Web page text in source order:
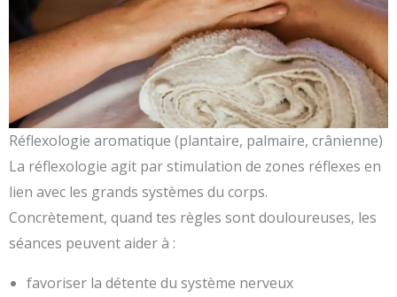
Réflexologie aromatique (plantaire, palmaire, crânienne)
La réflexologie agit par stimulation de zones réflexes en
lien avec les grands systèmes du corps.
Concrètement, quand tes règles sont douloureuses, les
séances peuvent aider à :
favoriser la détente du système nerveux